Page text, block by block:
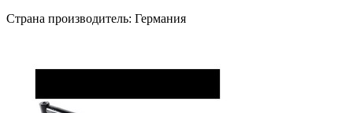
Страна производитель: Германия